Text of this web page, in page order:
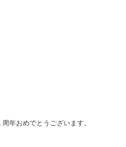
年おめでとうございます。